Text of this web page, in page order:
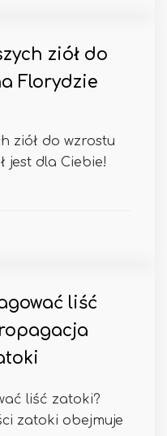
ziół do
Florydzie
ziół do wzrostu
jest dla Ciebie!
liść
liść zatoki?
zatoki obejmuje